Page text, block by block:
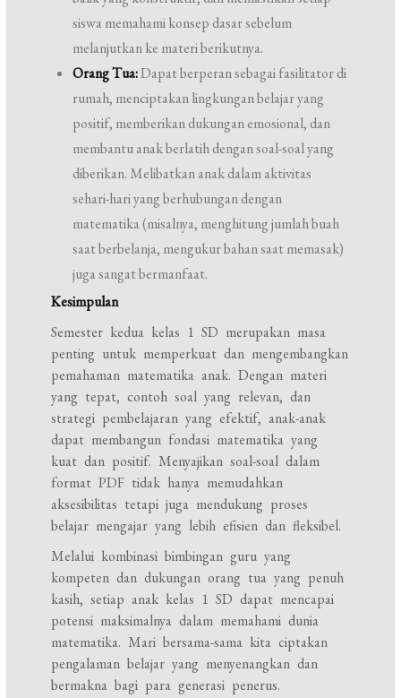
siswa memahami konsep dasar sebelum
melanjutkan ke materi berikutnya.
Orang Tua:Dapat berperan sebagai fasilitator di
rumah, menciptakan lingkungan belajar yang
positif, memberikan dukungan emosional, dan
membantu anak berlatih dengan soal-soal yang
diberikan. Melibatkan anak dalam aktivitas
sehari-hari yang berhubungan dengan
matematika (misalnya, menghitung jumlah buah
saat berbelanja, mengukur bahan saat memasak)
juga sangat bermanfaat.
Kesimpulan
Semester kedua kelas 1 SD merupakan masa
penting untuk memperkuat dan mengembangkan
pemahaman matematika anak. Dengan materi
yang tepat, contoh soal yang relevan, dan
strategi pembelajaran yang efektif, anak-anak
dapat membangun fondasi matematika yang
kuat dan positif. Menyajikan soal-soal dalam
format PDF tidak hanya memudahkan
aksesibilitas tetapi juga mendukung proses
belajar mengajar yang lebih efisien dan fleksibel.
Melalui kombinasi bimbingan guru yang
kompeten dan dukungan orang tua yang penuh
kasih, setiap anak kelas 1 SD dapat mencapai
potensi maksimalnya dalam memahami dunia
matematika. Mari bersama-sama kita ciptakan
pengalaman belajar yang menyenangkan dan
bermakna bagi para generasi penerus.